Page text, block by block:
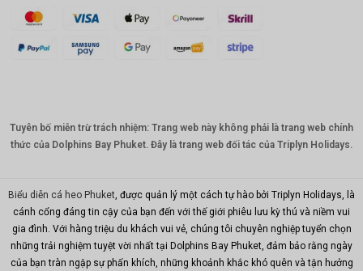
CHF
CAD
Nhân
dân tệ
MYR
PHP
Hồng
Tuyên bố miễn trừ trách nhiệm: Trang web này không phải là trang web chính
thức của Dolphins Bay Phuket. Đây là trang web đối tác của Triplyn Holidays.
Biểu diễn cá heo Phuket , được quản lý một cách tự hào bởi Triplyn Holidays, là
cánh cổng đáng tin cậy của bạn đến với thế giới phiêu lưu kỳ thú và niềm vui
gia đình. Với hàng triệu du khách vui vẻ, chúng tôi chuyên nghiệp tuyển chọn
những trải nghiệm tuyệt vời nhất tại Dolphins Bay Phuket, đảm bảo rằng ngày
của bạn tràn ngập sự phấn khích, những khoảnh khắc khó quên và tận hưởng